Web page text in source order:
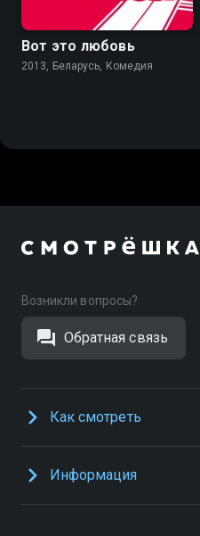
Вот это любовь
2013, Беларусь, Комедия
Возникли вопросы?
Обратная связь
Как смотреть
Информация